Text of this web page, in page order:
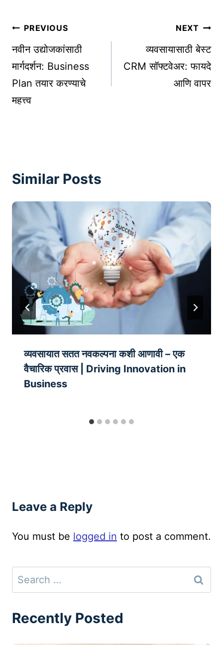
Post
navigation
PREVIOUS
नवीन उद्योजकांसाठी
मार्गदर्शन: Business
Plan तयार करण्याचे
महत्त्व
NEXT
व्यवसायासाठी बेस्ट
CRM सॉफ्टवेअर: फायदे
आणि वापर
Similar Posts
व्यवसायात सतत नवकल्पना कशी आणावी – एक
वैचारिक प्रवास | Driving Innovation in
Business
Leave a Reply
You must be logged in to post a comment.
Search
for:
Recently Posted